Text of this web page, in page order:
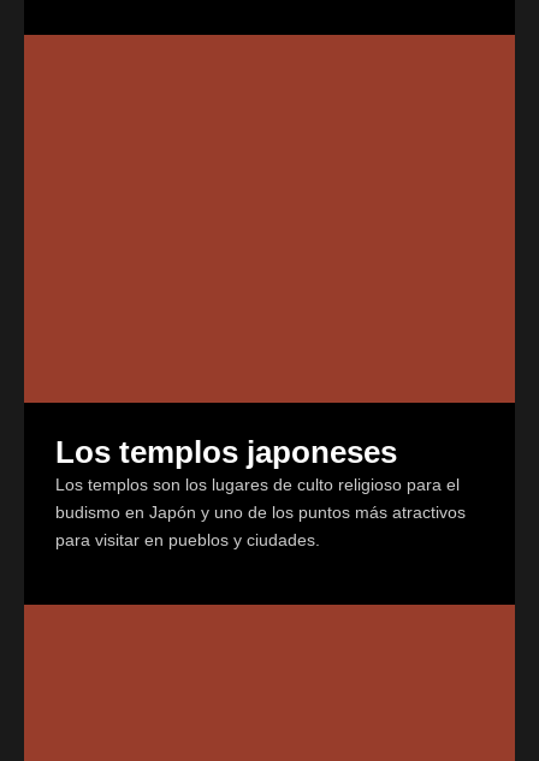
Los templos japoneses
Los templos son los lugares de culto religioso para el
budismo en Japón y uno de los puntos más atractivos
para visitar en pueblos y ciudades.